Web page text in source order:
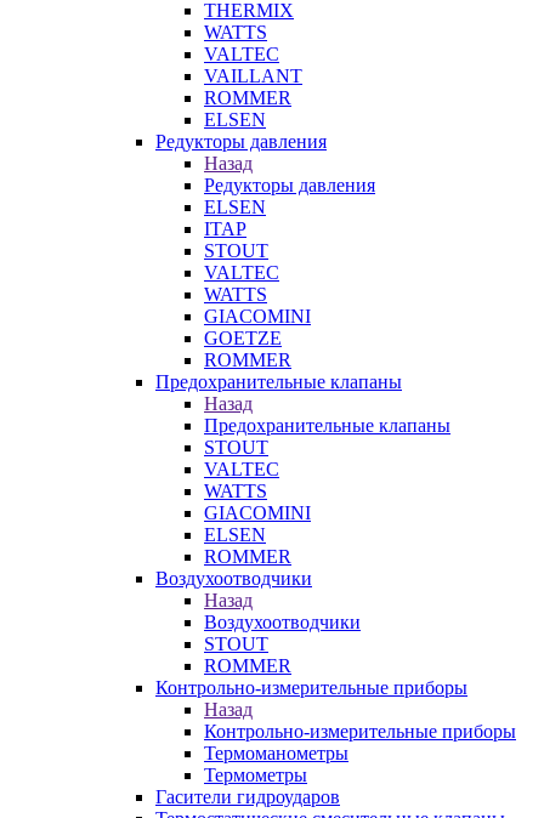
THERMIX
WATTS
VALTEC
VAILLANT
ROMMER
ELSEN
Редукторы давления
Назад
Редукторы давления
ELSEN
ITAP
STOUT
VALTEC
WATTS
GIACOMINI
GOETZE
ROMMER
Предохранительные клапаны
Назад
Предохранительные клапаны
STOUT
VALTEC
WATTS
GIACOMINI
ELSEN
ROMMER
Воздухоотводчики
Назад
Воздухоотводчики
STOUT
ROMMER
Контрольно-измерительные приборы
Назад
Контрольно-измерительные приборы
Термоманометры
Термометры
Гасители гидроударов